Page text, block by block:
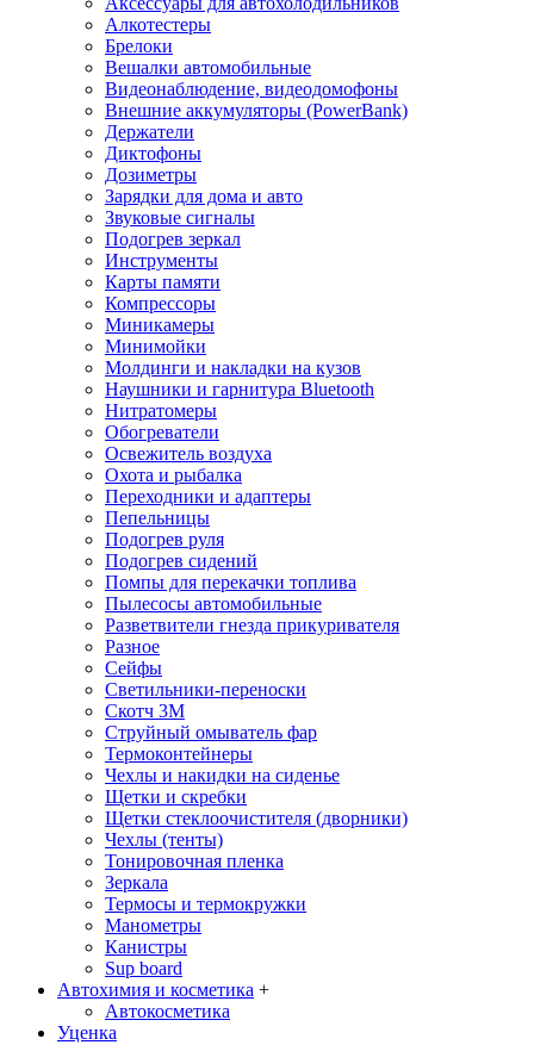
Алкотестеры
Брелоки
Вешалки автомобильные
Видеонаблюдение, видеодомофоны
Внешние аккумуляторы (PowerBank)
Держатели
Диктофоны
Дозиметры
Зарядки для дома и авто
Звуковые сигналы
Подогрев зеркал
Инструменты
Карты памяти
Компрессоры
Миникамеры
Минимойки
Молдинги и накладки на кузов
Наушники и гарнитура Bluetooth
Нитратомеры
Обогреватели
Освежитель воздуха
Охота и рыбалка
Переходники и адаптеры
Пепельницы
Подогрев руля
Подогрев сидений
Помпы для перекачки топлива
Пылесосы автомобильные
Разветвители гнезда прикуривателя
Разное
Сейфы
Светильники-переноски
Скотч 3М
Струйный омыватель фар
Термоконтейнеры
Чехлы и накидки на сиденье
Щетки и скребки
Щетки стеклоочистителя (дворники)
Чехлы (тенты)
Тонировочная пленка
Зеркалa
Термосы и термокружки
Манометры
Канистры
Sup board
Автохимия и косметика +
Автокосметика
Уценка